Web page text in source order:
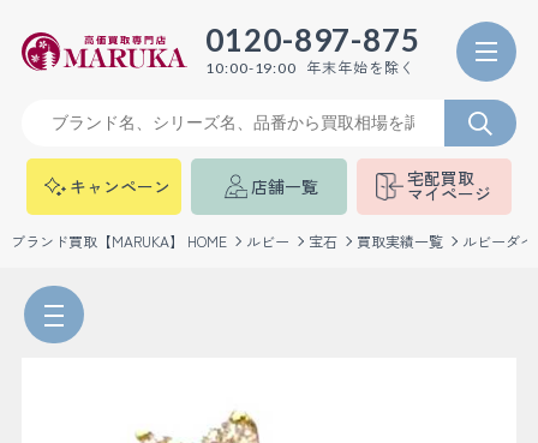
0120-897-875
10:00-19:00 年末年始を除く
キャンペーン 店舗一覧 宅配買取
マイページ
ブランド買取【MARUKA】 HOME ルビー 宝石 買取実績一覧 ルビーダ